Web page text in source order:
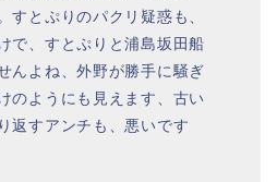
すとぷりのパクリ疑惑も、
で、すとぷりと浦島坂田船
んよね、外野が勝手に騒ぎ
のようにも見えます、古い
返すアンチも、悪いです